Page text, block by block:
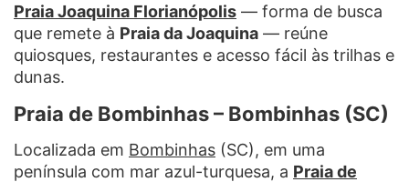
Praia Joaquina Florianópolis — forma de busca
que remete à Praia da Joaquina — reúne
quiosques, restaurantes e acesso fácil às trilhas e
dunas.
Praia de Bombinhas – Bombinhas (SC)
Localizada em Bombinhas (SC), em uma
península com mar azul-turquesa, a Praia de